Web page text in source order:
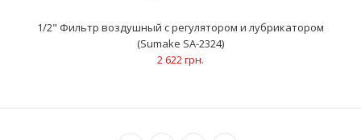
965 грн.
1/2" Фильтр воздушный с регулятором и лубрикатором
(Sumake SA-2324)
2 622 грн.